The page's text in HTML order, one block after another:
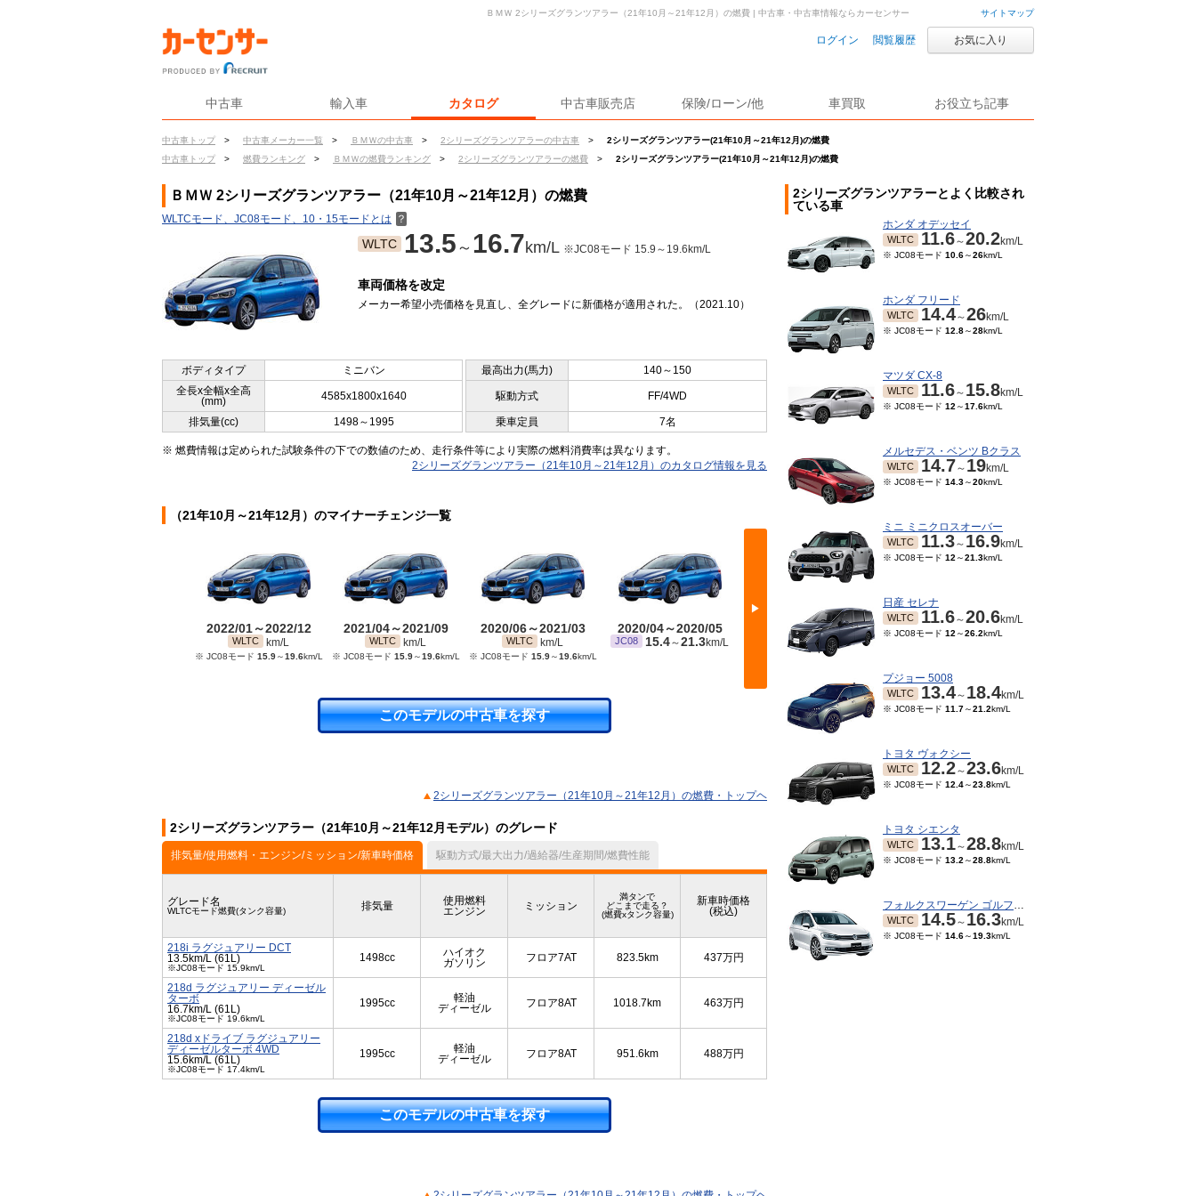
サイトマップ
ログイン 閲覧履歴 お気に入り
中古車 輸入車 カタログ 中古車販売店 保険/ローン/他 車買取 お役立ち記事
中古車トップ > 中古車メーカー一覧 > ＢＭＷの中古車 > 2シリーズグランツアラーの中古車 >
2シリーズグランツアラー(21年10月～21年12月)の燃費
中古車トップ
> 燃費ランキング > ＢＭＷの燃費ランキング > 2シリーズグランツアラーの燃費 > 2シリーズグランツアラー(21年10月～21年12月)の燃費
ＢＭＷ 2シリーズグランツアラー（21年10月～21年12月）の燃費 | 中古車・中古車情報ならカーセンサー
ＢＭＷ 2シリーズグランツアラー（21年10月～21年12月）の燃費
WLTCモード、JC08モード、10・15モードとは ？
WLTC 13.5 ～ 16.7km/L ※JC08モード 15.9～19.6km/L
車両価格を改定
メーカー希望小売価格を見直し、全グレードに新価格が適用された。（2021.10）
ボディタイプ ミニバン 最高出力(馬力)
140～150
全長x全幅x全高
(mm)
4585x1800x1640 駆動方式 FF/4WD
排気量(cc) 1498～1995 乗車定員 7名
※ 燃費情報は定められた試験条件の下での数値のため、走行条件等により実際の燃料消費率は異なります。
2シリーズグランツアラー（21年10月～21年12月）のカタログ情報を見る
（21年10月～21年12月）のマイナーチェンジ一覧
▶
2022/01～2022/12
WLTC km/L
※ JC08モード 15.9～19.6km/L
2021/04～2021/09
WLTC km/L
※ JC08モード 15.9～19.6km/L
2020/06～2021/03
WLTC km/L
※ JC08モード 15.9～19.6km/L
2020/04～2020/05
JC08 15.4～21.3km/L
2019/10～2020/03
15.4～21.3km/L
2019/07～2019/09
15.4
このモデルの中古車を探す
2シリーズグランツアラー（21年10月～21年12月）の燃費・トップヘ
2シリーズグランツアラー（21年10月～21年12月モデル）のグレード
排気量/使用燃料・エンジン/ミッション/新車時価格 駆動方式/最大出力/過給器/生産期間/燃費性能
グレード名
WLTCモード燃費(タンク容量) 排気量
使用燃料
エンジン
ミッション
満タンで
どこまで走る？
(燃費xタンク容量)
新車時価格
(税込)
218i ラグジュアリー DCT
13.5km/L (61L)
※JC08モード 15.9km/L
1498cc
ハイオク
ガソリン
フロア7AT 823.5km 437万円
218d ラグジュアリー ディーゼル
ターボ
16.7km/L (61L)
※JC08モード 19.6km/L
1995cc
軽油
ディーゼル
フロア8AT 1018.7km 463万円
218d xドライブ ラグジュアリー
ディーゼルターボ 4WD
15.6km/L (61L)
※JC08モード 17.4km/L
1995cc
軽油
ディーゼル
フロア8AT 951.6km 488万円
このモデルの中古車を探す
2シリーズグランツアラーとよく比較され
ている車
ホンダ オデッセイ
WLTC 11.6～20.2km/L
※ JC08モード 10.6～26km/L
ホンダ フリード
WLTC 14.4～26km/L
※ JC08モード 12.8～28km/L
マツダ CX-8
WLTC 11.6～ 15.8km/L
※ JC08モード 12 ～17.6km/L
メルセデス・ベンツ Bクラス
WLTC 14.7～ 19km/L
※ JC08モード 14.3～20km/L
ミニ ミニクロスオーバー
WLTC 11.3～ 16.9km/L
※ JC08モード 12 ～21.3km/L
日産 セレナ
WLTC 11.6～20.6km/L
※ JC08モード 12 ～26.2km/L
プジョー 5008
WLTC 13.4～ 18.4km/L
※ JC08モード 11.7～21.2km/L
トヨタ ヴォクシー
WLTC 12.2～23.6km/L
※ JC08モード 12.4～23.8km/L
トヨタ シエンタ
WLTC 13.1～28.8km/L
※ JC08モード 13.2 ～28.8km/L
フォルクスワーゲン ゴルフトゥーラン
WLTC 14.5～ 16.3km/L
※ JC08モード 14.6～19.3km/L